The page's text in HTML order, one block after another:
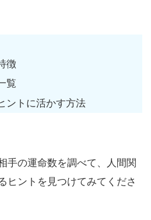
徴
覧
ントに活かす方法
手の運命数を調べて、人間関
ヒントを見つけてみてくださ